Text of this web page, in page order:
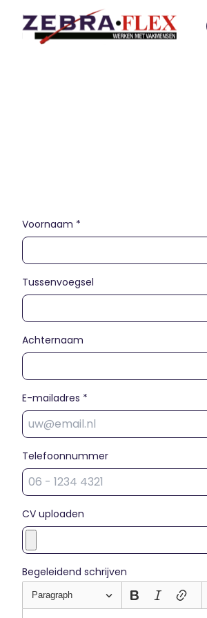
Voornaam *
Tussenvoegsel
Achternaam
E-mailadres *
Telefoonnummer
CV uploaden
Begeleidend schrijven
Paragraph